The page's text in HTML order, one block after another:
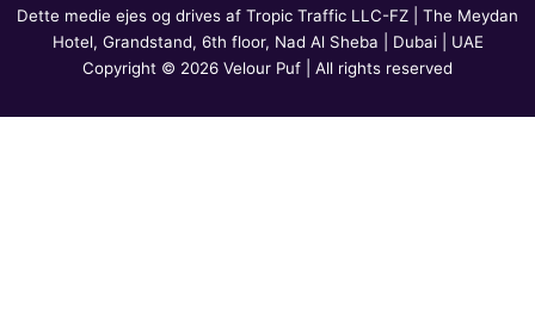
Dette medie ejes og drives af Tropic Traffic LLC-FZ | The Meydan
Hotel, Grandstand, 6th floor, Nad Al Sheba | Dubai | UAE
Copyright © 2026 Velour Puf | All rights reserved